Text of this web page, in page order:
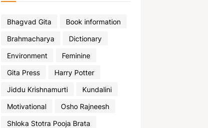
Bhagvad Gita
Book information
Brahmacharya
Dictionary
Environment
Feminine
Gita Press
Harry Potter
Jiddu Krishnamurti
Kundalini
Motivational
Osho Rajneesh
Shloka Stotra Pooja Brata